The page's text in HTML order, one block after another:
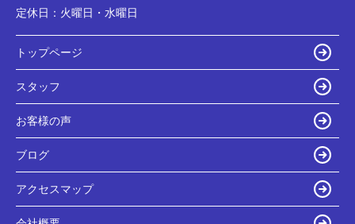
定休日： 火曜日・水曜日
トップページ
スタッフ
お客様の声
ブログ
アクセスマップ